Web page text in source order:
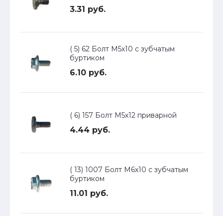
3.31 руб.
( 5) 62 Болт М5х10 с зубчатым
буртиком
6.10 руб.
( 6) 157 Болт М5х12 приварной
4.44 руб.
( 13) 1007 Болт М6х10 с зубчатым
буртиком
11.01 руб.